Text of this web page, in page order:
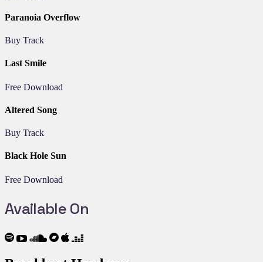
Paranoia Overflow
Buy Track
Last Smile
Free Download
Altered Song
Buy Track
Black Hole Sun
Free Download
Available On